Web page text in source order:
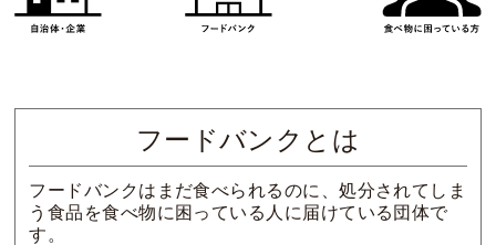
フードバンクとは
フードバンクはまだ食べられるのに、処分されてしま
う食品を食べ物に困っている人に届けている団体で
す。